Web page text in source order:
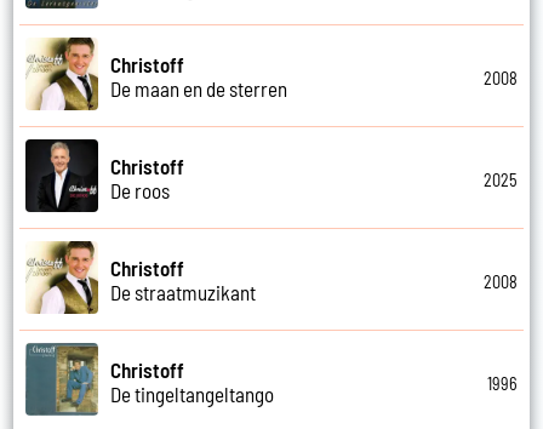
Christoff
De maan en de sterren
2008
Christoff
De roos
2025
Christoff
De straatmuzikant
2008
Christoff
De tingeltangeltango
1996